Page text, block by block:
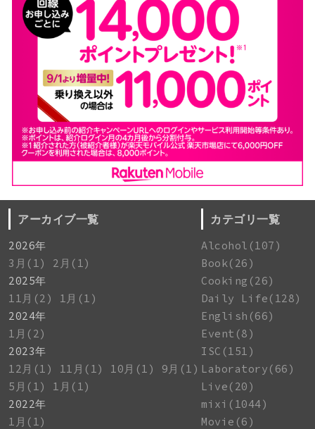
アーカイブ一覧
2026年
3月(1)
2月(1)
2025年
11月(2)
1月(1)
2024年
1月(2)
2023年
12月(1)
11月(1) 10月(1)
9月(1)
5月(1)
1月(1)
2022年
1月(1)
カテゴリ一覧
Alcohol(107)
Book(26)
Cooking(26)
Daily Life(128)
English(66)
Event(8)
ISC(151)
Laboratory(66)
Live(20)
mixi(1044)
Movie(6)